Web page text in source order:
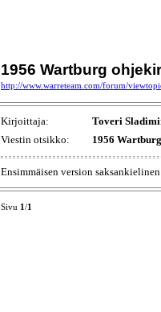
1956 Wartburg
http://www.warreteam.com/forum/
Kirjoittaja: Toveri
Viestin otsikko:
1956
Ensimmäisen version
Sivu 1 /1